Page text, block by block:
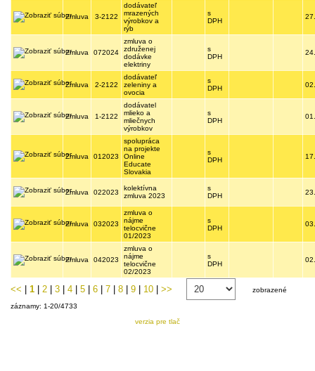
Zmluva 3-2122
dodávateľ
mrazených
výrobkov a
rýb
s
DPH
Zmluva 072024
zmluva o
združenej
dodávke
elektriny
s
DPH
Zmluva 2-2122
dodávateľ
zeleniny a
ovocia
s
DPH
Zmluva 1-2122
dodávatel
mlieko a
mliečnych
výrobkov
s
DPH
Zmluva 012023
spolupráca
na projekte
Online
Educate
Slovakia
s
DPH
Zmluva 022023
kolektívna
zmluva 2023
s
DPH
Zmluva 032023
zmluva o
nájme
telocvične
01/2023
s
DPH
Zmluva 042023
zmluva o
nájme
telocvične
02/2023
s
DPH
<< 1 2 3 4 5 6 7 8 9 10 >> zobrazené
záznamy: 1-20/4733
verzia pre tlač